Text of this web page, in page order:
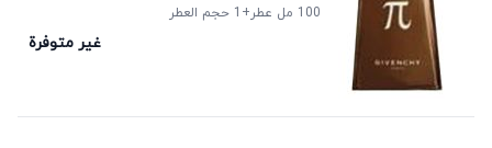
100 مل عطر
+1 حجم العطر
غير متوفرة